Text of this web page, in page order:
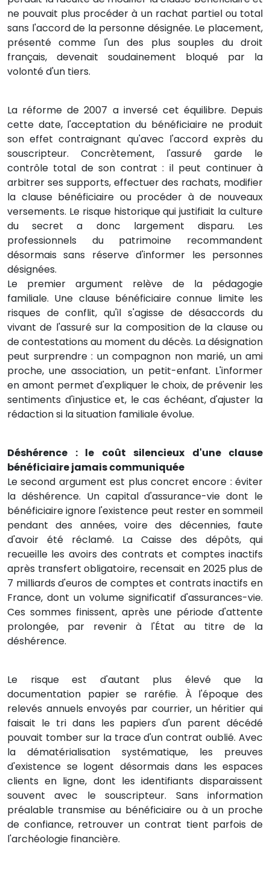
ne pouvait plus procéder à un rachat partiel ou total
sans l'accord de la personne désignée. Le placement,
présenté comme l'un des plus souples du droit
français, devenait soudainement bloqué par la
volonté d'un tiers.
La réforme de 2007 a inversé cet équilibre. Depuis
cette date, l'acceptation du bénéficiaire ne produit
son effet contraignant qu'avec l'accord exprès du
souscripteur. Concrètement, l'assuré garde le
contrôle total de son contrat : il peut continuer à
arbitrer ses supports, effectuer des rachats, modifier
la clause bénéficiaire ou procéder à de nouveaux
versements. Le risque historique qui justifiait la culture
du secret a donc largement disparu. Les
professionnels du patrimoine recommandent
désormais sans réserve d'informer les personnes
désignées.
Le premier argument relève de la pédagogie
familiale. Une clause bénéficiaire connue limite les
risques de conflit, qu'il s'agisse de désaccords du
vivant de l'assuré sur la composition de la clause ou
de contestations au moment du décès. La désignation
peut surprendre : un compagnon non marié, un ami
proche, une association, un petit-enfant. L'informer
en amont permet d'expliquer le choix, de prévenir les
sentiments d'injustice et, le cas échéant, d'ajuster la
rédaction si la situation familiale évolue.
Déshérence : le coût silencieux d'une clause
bénéficiaire jamais communiquée
Le second argument est plus concret encore : éviter
la déshérence. Un capital d'assurance-vie dont le
bénéficiaire ignore l'existence peut rester en sommeil
pendant des années, voire des décennies, faute
d'avoir été réclamé. La Caisse des dépôts, qui
recueille les avoirs des contrats et comptes inactifs
après transfert obligatoire, recensait en 2025 plus de
7 milliards d'euros de comptes et contrats inactifs en
France, dont un volume significatif d'assurances-vie.
Ces sommes finissent, après une période d'attente
prolongée, par revenir à l'État au titre de la
déshérence.
Le risque est d'autant plus élevé que la
documentation papier se raréfie. À l'époque des
relevés annuels envoyés par courrier, un héritier qui
faisait le tri dans les papiers d'un parent décédé
pouvait tomber sur la trace d'un contrat oublié. Avec
la dématérialisation systématique, les preuves
d'existence se logent désormais dans les espaces
clients en ligne, dont les identifiants disparaissent
souvent avec le souscripteur. Sans information
préalable transmise au bénéficiaire ou à un proche
de confiance, retrouver un contrat tient parfois de
l'archéologie financière.